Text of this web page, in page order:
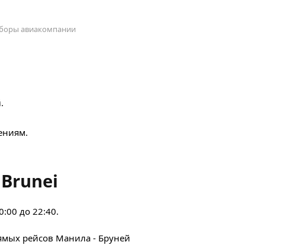
авиакомпании
до 22:40.
рейсов Манила - Бруней